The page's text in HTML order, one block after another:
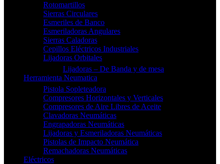
Rotomartillos
Sierras Circulares
Esmeriles de Banco
Esmeriladoras Angulares
Sierras Caladoras
Cepillos Eléctricos Industriales
Lijadoras Orbitales
Lijadoras – De Banda y de mesa
Herramienta Neumatica
Pistola Sopleteadora
Compresores Horizontales y Verticales
Compresores de Aire Libres de Aceite
Clavadoras Neumáticas
Engrapadoras Neumáticas
Lijadoras y Esmeriladoras Neumáticas
Pistolas de Impacto Neumática
Remachadoras Neumáticas
Eléctricos